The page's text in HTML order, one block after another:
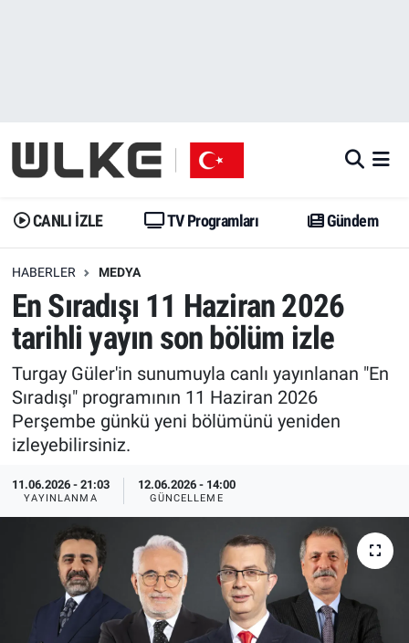
CANLI İZLE TV Programları Gündem
HABERLER MEDYA
En Sıradışı 11 Haziran 2026
tarihli yayın son bölüm izle
Turgay Güler'in sunumuyla canlı yayınlanan "En
Sıradışı" programının 11 Haziran 2026
Perşembe günkü yeni bölümünü yeniden
izleyebilirsiniz.
11.06.2026 - 21:03
YAYINLANMA
12.06.2026 - 14:00
GÜNCELLEME
Gündem
Dünya
Erişim Bilgileri
Ekonomi
Trend
Özel Haberler
Yazarlar
Gündem
Trend
Erişim Bilgileri
Spor
Ekonomi
Dünya
Medya
Özel Haberler
Kadın
Erişim Bilgileri
İstanbul Namaz Vakitleri
Trafik Durumu
Erişim Bilgileri
Tüm Manşetler
Son Dakika Haberleri
Haber Arşivi